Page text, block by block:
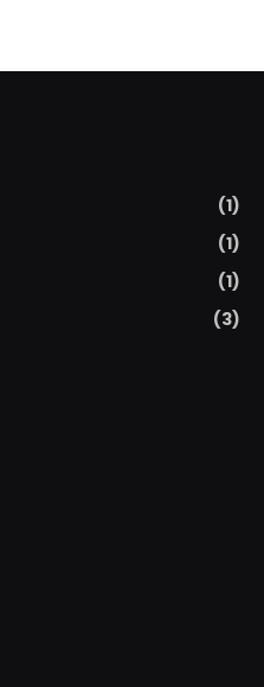
(1)
(1)
(1)
(3)